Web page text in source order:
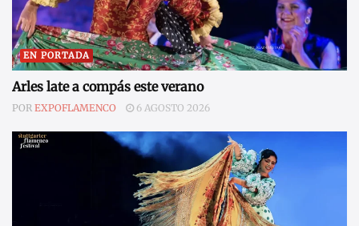
EN PORTADA
Arles late a compás este verano
POR EXPOFLAMENCO 6 AGOSTO 2026